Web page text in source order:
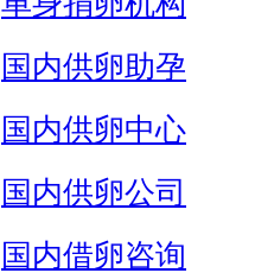
国内供卵助孕
国内供卵中心
国内供卵公司
国内借卵咨询